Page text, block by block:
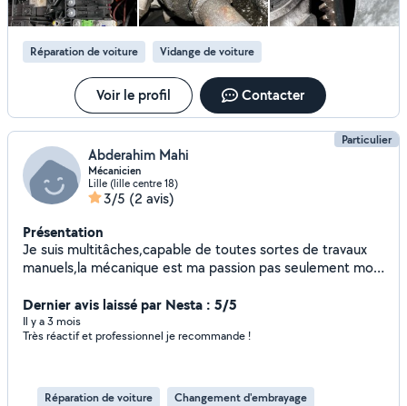
Réparation de voiture Vidange de voiture
Voir le profil Contacter
Particulier
Abderahim Mahi
Mécanicien
Lille (lille centre 18)
3/5 (2 avis)
Présentation
Je suis multitâches,capable de toutes sortes de travaux
manuels,la mécanique est ma passion pas seulement mon
travaux bâtiment ,déménagement etcje suis très réactif et
répond rapidement aux messages.
Dernier avis laissé par Nesta : 5/5
Il y a 3 mois
Très réactif et professionnel je recommande !
Réparation de voiture Changement d'embrayage